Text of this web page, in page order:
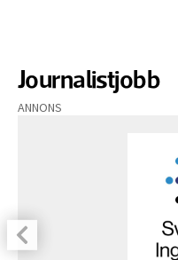
Journalistjobb
ANNONS